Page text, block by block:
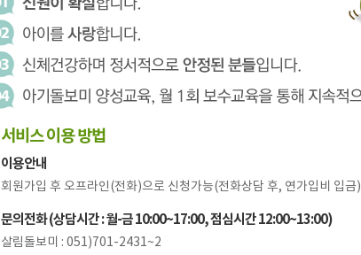
서비스 이용 방법
이용안내
회원가입 후 오프라인(전화)으로 신청가능(전화상담 후, 연가입비 입금)
문의전화 (상담시간 : 월-금 10:00~17:00, 점심시간 12:00~13:00)
살림돌보미 : 051)701-2431~2